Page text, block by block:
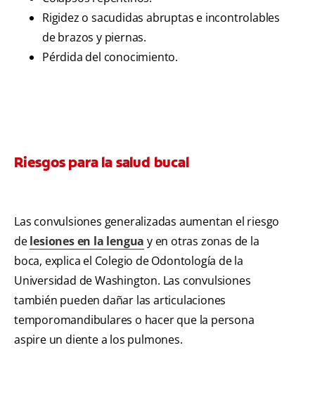
Rigidez o sacudidas abruptas e incontrolables
de brazos y piernas.
Pérdida del conocimiento.
Riesgos para la salud bucal
Las convulsiones generalizadas aumentan el riesgo
delesiones en la lengua y en otras zonas de la
boca, explica el Colegio de Odontología de la
Universidad de Washington. Las convulsiones
también pueden dañar las articulaciones
temporomandibulares o hacer que la persona
aspire un diente a los pulmones.